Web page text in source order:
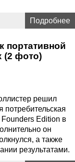
Подробнее
портативной
(2 фото)
решил
потребительская
Edition в
он
а также
результатами.